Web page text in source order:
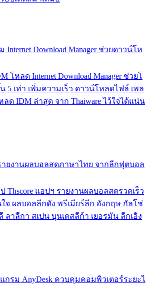
Internet Download Manager ช่วยดาวน์โห
โหลด Internet Download Manager ช่วยโ
5 เท่า เพิ่มความเร็ว ดาวน์โหลดไฟล์ เพล
ด IDM ล่าสุด จาก Thaiware ไว้ใจได้แน่น
รายงานผลบอลสดภาษาไทย จากลีกฟุตบอล
Thscore แอปฯ รายงานผลบอลสดรวดเร็ว
จ ผลบอลลีกดัง พรีเมียร์ลีก อังกฤษ กัลโช่
ลาลีกา สเปน บุนเดสลีก้า เยอรมัน ลีกเอิง
แกรม AnyDesk ควบคุมคอมพิวเตอร์ระยะไ